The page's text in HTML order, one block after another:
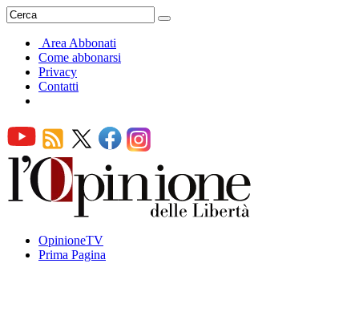
Area Abbonati
Come abbonarsi
Privacy
Contatti
OpinioneTV
Prima Pagina